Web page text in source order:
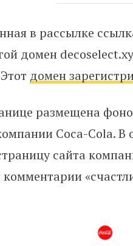
в рассылке
домен
домен
размещена
Coca-Cola. В
сайта